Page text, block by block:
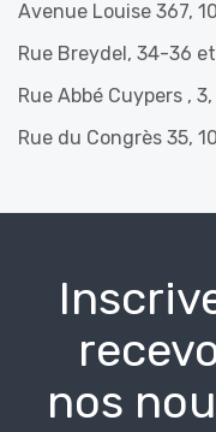
Avenue Louise 367,
Rue Breydel, 34-36
Rue Abbé Cuypers ,
Rue du Congrès 35,
nos